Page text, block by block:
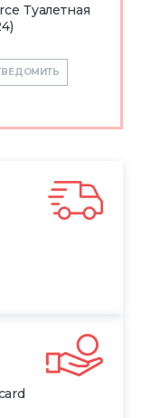
Туалетная